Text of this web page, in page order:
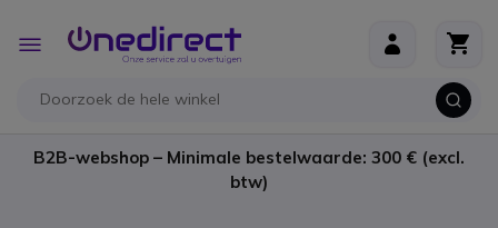
Toggle
Nav
B2B-webshop – Minimale bestelwaarde: 300 € (excl.
btw)